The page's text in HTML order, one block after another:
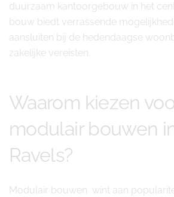
duurzaam kantoorgebouw in het
bouw biedt verrassende
aansluiten bij de hedendaagse
zakelijke vereisten.
Waarom kiezen
modulair bouwen
Ravels?
Modulair bouwen wint aan